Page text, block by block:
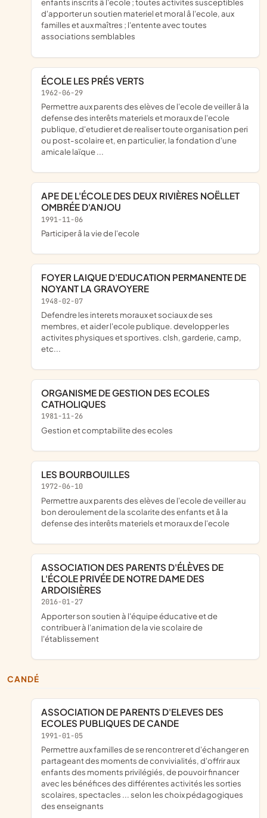
enfants inscrits â l'ecole ; toutes activites susceptibles
d'apporter un soutien materiel et moral â l'ecole, aux
familles et aux maîtres ; l'entente avec toutes
associations semblables
ÉCOLE LES PRÉS VERTS
1962-06-29
permettre aux parents des elèves de l'ecole de veiller â la
defense des interêts materiels et moraux de l'ecole
publique, d'etudier et de realiser toute organisation peri
ou post-scolaire et, en particulier, la fondation d'une
amicale laïque ...
APE DE L'ÉCOLE DES DEUX RIVIÈRES NOËLLET
OMBRÉE D'ANJOU
1991-11-06
participer â la vie de l'ecole
FOYER LAIQUE D'EDUCATION PERMANENTE DE
NOYANT LA GRAVOYERE
1948-02-07
defendre les interets moraux et sociaux de ses
membres, et aider l'ecole publique. developper les
activites physiques et sportives. clsh, garderie, camp,
etc...
ORGANISME DE GESTION DES ECOLES
CATHOLIQUES
1981-11-26
gestion et comptabilite des ecoles
LES BOURBOUILLES
1972-06-10
permettre aux parents des elèves de l'ecole de veiller au
bon deroulement de la scolarite des enfants et â la
defense des interêts materiels et moraux de l'ecole
ASSOCIATION DES PARENTS D'ÉLÈVES DE
L'ÉCOLE PRIVÉE DE NOTRE DAME DES
ARDOISIÈRES
2016-01-27
apporter son soutien à l'équipe éducative et de
contribuer à l'animation de la vie scolaire de
l'établissement
CANDÉ
ASSOCIATION DE PARENTS D'ELEVES DES
ECOLES PUBLIQUES DE CANDE
1991-01-05
permettre aux familles de se rencontrer et d'échanger en
partageant des moments de convivialités, d'offrir aux
enfants des moments privilégiés, de pouvoir financer
avec les bénéfices des différentes activités les sorties
scolaires, spectacles ... selon les choix pédagogiques
des enseignants